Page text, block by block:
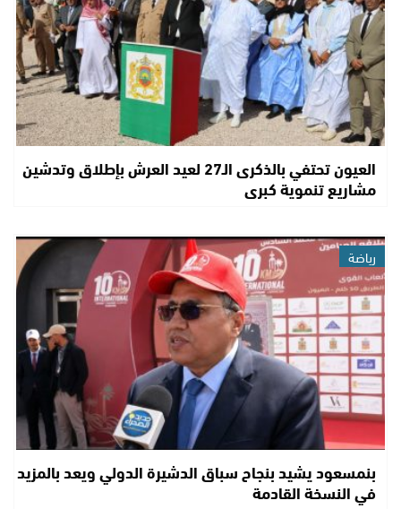
العيون تحتفي بالذكرى الـ27 لعيد العرش بإطلاق وتدشين
مشاريع تنموية كبرى
رياضة
بنمسعود يشيد بنجاح سباق الدشيرة الدولي ويعد بالمزيد
في النسخة القادمة